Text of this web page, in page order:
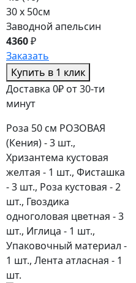
30 x 50см
Заводной апельсин
4360₽
Заказать
Купить в 1 клик
Доставка 0₽ от 30-ти
минут
Роза 50 см РОЗОВАЯ
(Кения) - 3 шт.,
Хризантема кустовая
желтая - 1 шт., Фисташка
- 3 шт., Роза кустовая - 2
шт., Гвоздика
одноголовая цветная - 3
шт., Иглица - 1 шт.,
Упаковочный материал -
1 шт., Лента атласная - 1
шт.